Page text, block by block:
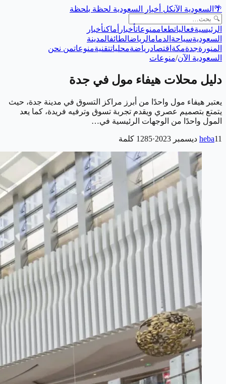
🌴 السعودية الآنكل أخبار السعودية لحظة بلحظة
الرئيسيةفعالياتطعاممنوعاتأخبار أماكنأخبار
السعوديةسياحة الدمامالرياضالطائفالمدينة
المنورةجدةمكة اقتصادرياضةمحلياتتقنيةمنوعاتمن نحن
السعودية الآن/منوعات
دليل محلات هيفاء مول في جدة
يعتبر هيفاء مول واحدًا من أبرز مراكز التسوق في مدينة جدة، حيث
يتمتع بتصميم عصري ويقدم تجربة تسوق وترفيه فريدة، كما يعد
المول واحدًا من الوجهات الرئيسية في…
heba11 ديسمبر 2023 ·
1285 كلمة